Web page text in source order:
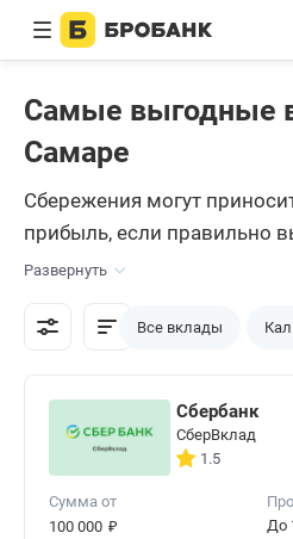
Самые выгодные
Самаре
Сбережения могут
прибыль, если правильно
вклад. Рынок Самары
вариантов в рублях, но
самый выгодный вклад,
Бробанк можно сравнить и
сразу несколько
Развернуть
Все вклады
Сбербанк
СберВклад
1.5
Сумма от
100 000 ₽
До